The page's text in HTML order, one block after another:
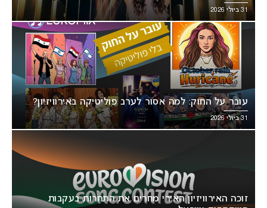
31 ביולי 2026
עובר על החוק: למה אסור לערב פוליטיקה באירוויזיון?
31 ביולי 2026
זוכה האירוויזיון האירי מחרים את התחרות בעקבות